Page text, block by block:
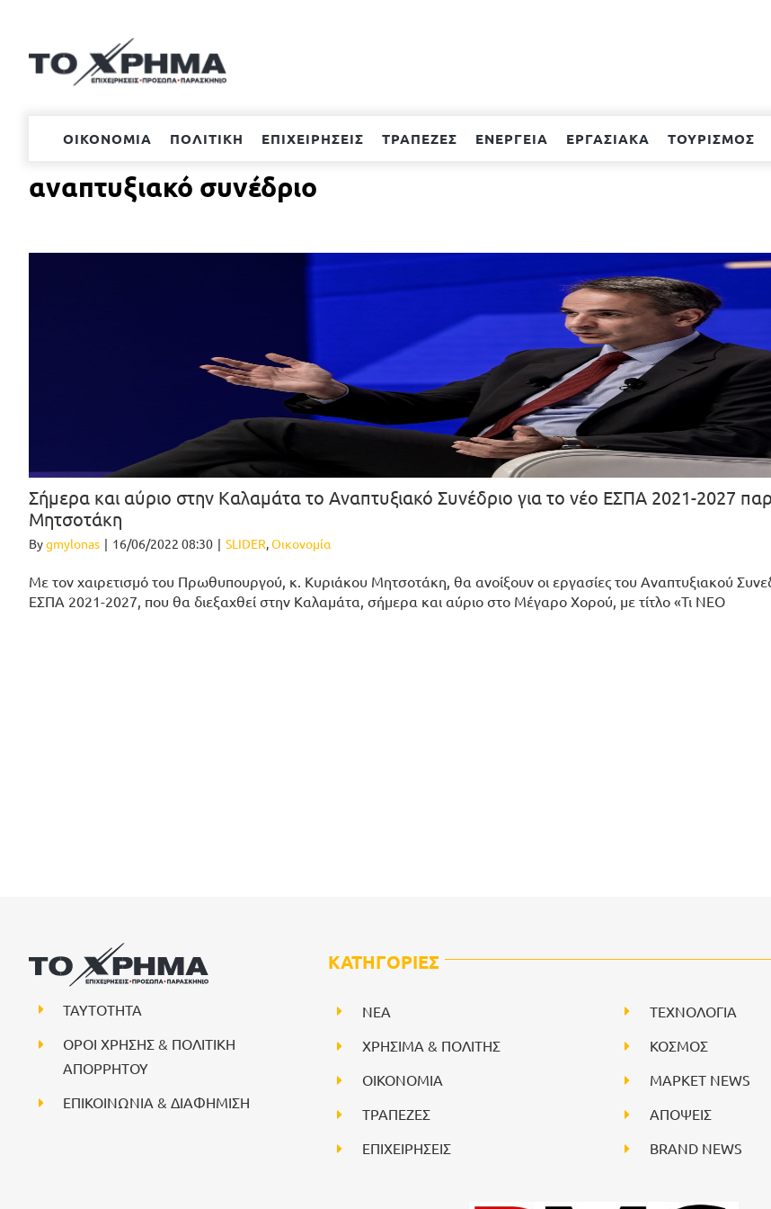
περιεχόμενο
ΟΙΚΟΝΟΜΙΑ ΠΟΛΙΤΙΚΗ ΕΠΙΧΕΙΡΗΣΕΙΣ ΤΡΑΠΕΖΕΣ ΕΝΕΡΓΕΙΑ ΕΡΓΑΣΙΑΚΑ ΤΟΥΡΙΣΜΟΣ
αναπτυξιακό συνέδριο
Σήμερα και αύριο στην Καλαμάτα το Αναπτυξιακό Συνέδριο για το νέο ΕΣΠΑ 2021-2027
Μητσοτάκη
Bygmylonas | 16/06/2022 08:30 | SLIDER,Οικονομία
Με τον χαιρετισμό του Πρωθυπουργού, κ. Κυριάκου Μητσοτάκη, θα ανοίξουν οι εργασίες του Αναπτυξιακού
ΕΣΠΑ 2021-2027, που θα διεξαχθεί στην Καλαμάτα, σήμερα και αύριο στο Μέγαρο Χορού, με τίτλο «Τι ΝΕΟ
ΤΑΥΤΟΤΗΤΑ
ΟΡΟΙ ΧΡΗΣΗΣ & ΠΟΛΙΤΙΚΗ
ΑΠΟΡΡΗΤΟΥ
ΕΠΙΚΟΙΝΩΝΙΑ & ΔΙΑΦΗΜΙΣΗ
ΚΑΤΗΓΟΡΙΕΣ
NEA
ΧΡΗΣΙΜΑ & ΠΟΛΙΤΗΣ
ΟΙΚΟΝΟΜΙΑ
ΤΡΑΠΕΖΕΣ
ΕΠΙΧΕΙΡΗΣΕΙΣ
ΤΕΧΝΟΛΟΓΙΑ
ΚΟΣΜΟΣ
ΜΑΡΚΕΤ NEWS
ΑΠΟΨΕΙΣ
BRAND NEWS